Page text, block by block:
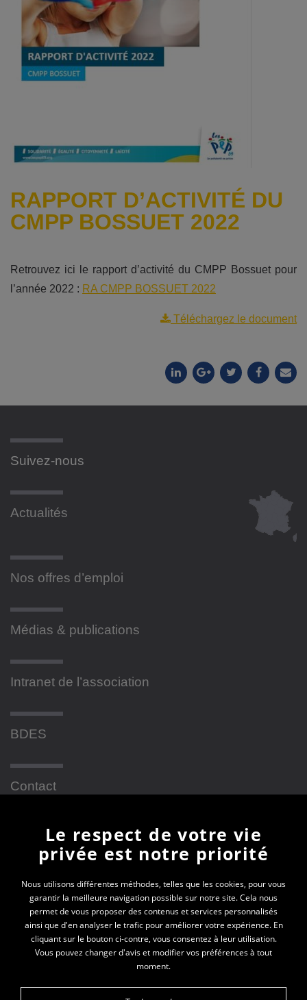
RAPPORT D’ACTIVITÉ DU
CMPP BOSSUET 2022
Retrouvez ici le rapport d’activité du CMPP Bossuet pour
l’année 2022 : RA CMPP BOSSUET 2022
Téléchargez le document
Suivez-nous
Actualités
Nos offres d’emploi
Médias & publications
Intranet de l’association
BDES
Contact
Newsletter
En vous inscrivant à la newsletter, vous recevrez
toutes les actualités des PEP 69
Votre e-mail*
Le respect de votre vie
privée est notre priorité
Nous utilisons différentes méthodes, telles que les cookies, pour vous
garantir la meilleure navigation possible sur notre site. Cela nous
permet de vous proposer des contenus et services personnalisés
ainsi que d'en analyser le trafic pour améliorer votre expérience. En
cliquant sur le bouton ci-contre, vous consentez à leur utilisation.
Vous pouvez changer d'avis et modifier vos préférences à tout
moment.